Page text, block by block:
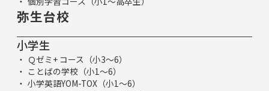
弥生台校
小学生
Ｑゼミ+ コース（小3～6）
ことばの学校（小1～6）
小学英語YOM-TOX（小1～6）